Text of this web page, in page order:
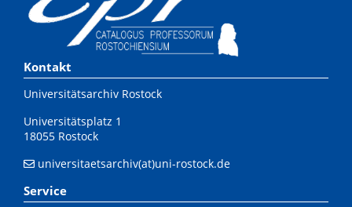
Kontakt
Universitätsarchiv Rostock
Universitätsplatz 1
18055 Rostock
universitaetsarchiv(at)uni-rostock.de
Service